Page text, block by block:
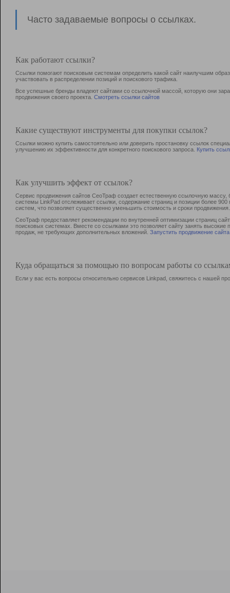
Часто задаваемые вопросы о ссылках.
Как работают ссылки?
Ссылки помогают поисковым системам определить какой сайт наилучшим
участвовать в раcпределении позиций и поискового трафика.
Все успешные бренды владеют сайтами со ссылочной массой, которую они
продвижения своего проекта. Смотреть ссылки сайтов
Какие существуют инструменты для покупки ссылок?
Ссылки можно купить самостоятельно или доверить простановку ссылок
улучшению их эффективности для конкретного поискового запроса. Купить
Как улучшить эффект от ссылок?
Сервис продвижения сайтов СеоТраф создает естественную ссылочную
системы LinkPad отслеживает ссылки, содержание страниц и позиции более
систем, что позволяет существенно уменьшить стоимость и сроки продвижения.
СеоТраф предоставляет рекомендации по внутренней оптимизации страниц
поисковых системах. Вместе со ссылками это позволяет сайту занять
продаж, не требующих дополнительных вложений. Запустить продвижение сайта
Куда обращаться за помощью по вопросам работы со
Если у вас есть вопросы относительно сервисов Linkpad, свяжитесь с нашей